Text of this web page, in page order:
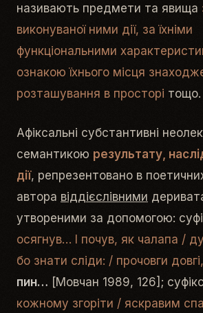
називають предмети та явища
виконуваної ними дії, за їхніми
функціональними
ознакою їхнього місця
розташування в просторі тощо.
Афіксальні субстантивні
семантикою результату,
дії, репрезентовано в
автора віддієслівними
утвореними за допомогою:
ося­г­нув… І по­чув, як ча­ла­па /
бо зна­ти слі­ди: / про­чо­в­ги
пин… [Мовчан 1989, 126];
кожному згоріти / яскравим